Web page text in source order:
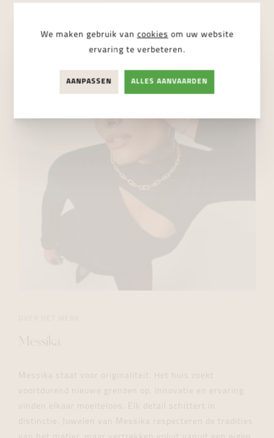
Messika
Messika staat voor originaliteit. Het huis zoekt
voortdurend nieuwe grenzen op. Innovatie en ervaring
vinden elkaar moeiteloos. Elk detail schittert in
distinctie. Juwelen van Messika respecteren de tradities
We maken gebruik van cookies om uw website
ervaring te verbeteren.
AANPASSEN ALLES AANVAARDEN